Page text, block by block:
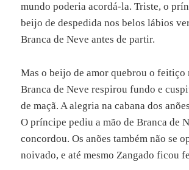
mundo poderia acordá-la. Triste, o
beijo de despedida nos belos lábios
Branca de Neve antes de partir.
Mas o beijo de amor quebrou o feitiço
Branca de Neve respirou fundo e
de maçã. A alegria na cabana dos
O príncipe pediu a mão de Branca de
concordou. Os anões também não se
noivado, e até mesmo Zangado ficou